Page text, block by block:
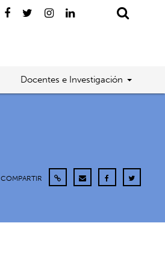
Docentes e Investigación
COMPARTIR